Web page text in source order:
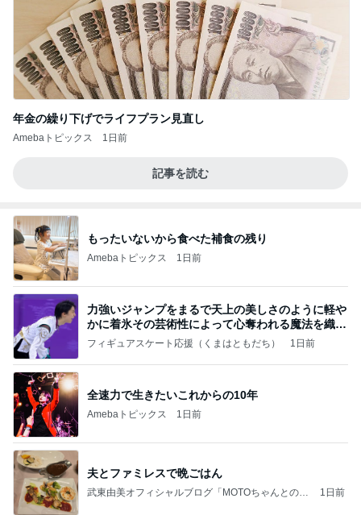
年金の繰り下げでライフプラン見直し
Amebaトピックス 1日前
記事を読む
もったいないから食べた補食の残り
Amebaトピックス 1日前
力強いジャンプをまるで天上の美しさのように軽や
かに着氷その芸術性によって心奪われる魔法を織り
なす
フィギュアスケート応援（くまはともだち） 1日前
全速力で生きたいこれからの10年
Amebaトピックス 1日前
夫とファミレスで晩ごはん
武東由美オフィシャルブログ「MOTOちゃんとのは
1日前